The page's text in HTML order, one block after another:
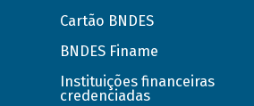
Cartão BNDES
BNDES Finame
Instituições financeiras
credenciadas